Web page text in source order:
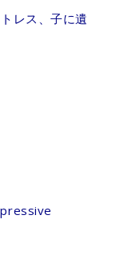
レス、子に遺